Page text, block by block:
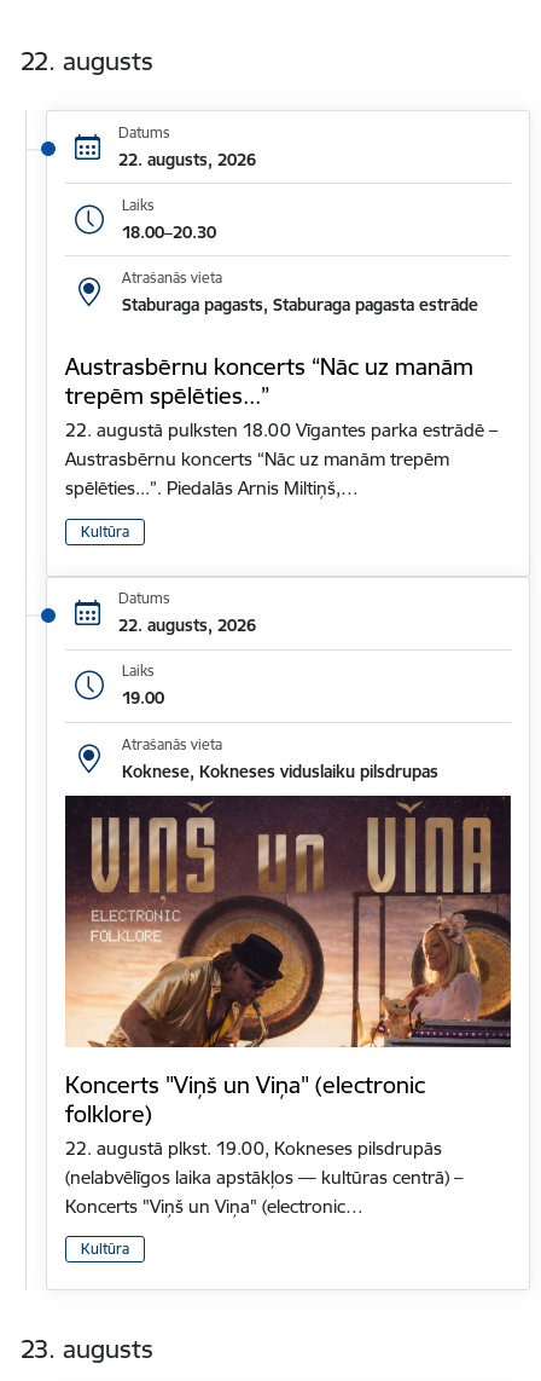
22. augusts
Datums
22. augusts, 2026
Laiks
18.00–20.30
Atrašanās vieta
Staburaga pagasts, Staburaga pagasta estrāde
Austrasbērnu koncerts “Nāc uz manām
trepēm spēlēties...”
22. augustā pulksten 18.00 Vīgantes parka estrādē –
Austrasbērnu koncerts “Nāc uz manām trepēm
spēlēties...”. Piedalās Arnis Miltiņš,…
Kultūra
Datums
22. augusts, 2026
Laiks
19.00
Atrašanās vieta
Koknese, Kokneses viduslaiku pilsdrupas
Koncerts "Viņš un Viņa" (electronic
folklore)
22. augustā plkst. 19.00, Kokneses pilsdrupās
(nelabvēlīgos laika apstākļos — kultūras centrā) –
Koncerts "Viņš un Viņa" (electronic…
Kultūra
23. augusts